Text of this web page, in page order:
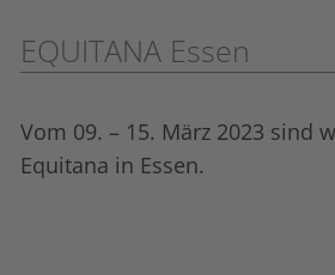
EQUITANA Essen
Vom 09. – 15. März 2023 sind
Equitana in Essen.